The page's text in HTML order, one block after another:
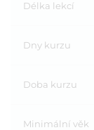
Délka lekcí
Dny kurzu
Doba kurzu
Minimální věk